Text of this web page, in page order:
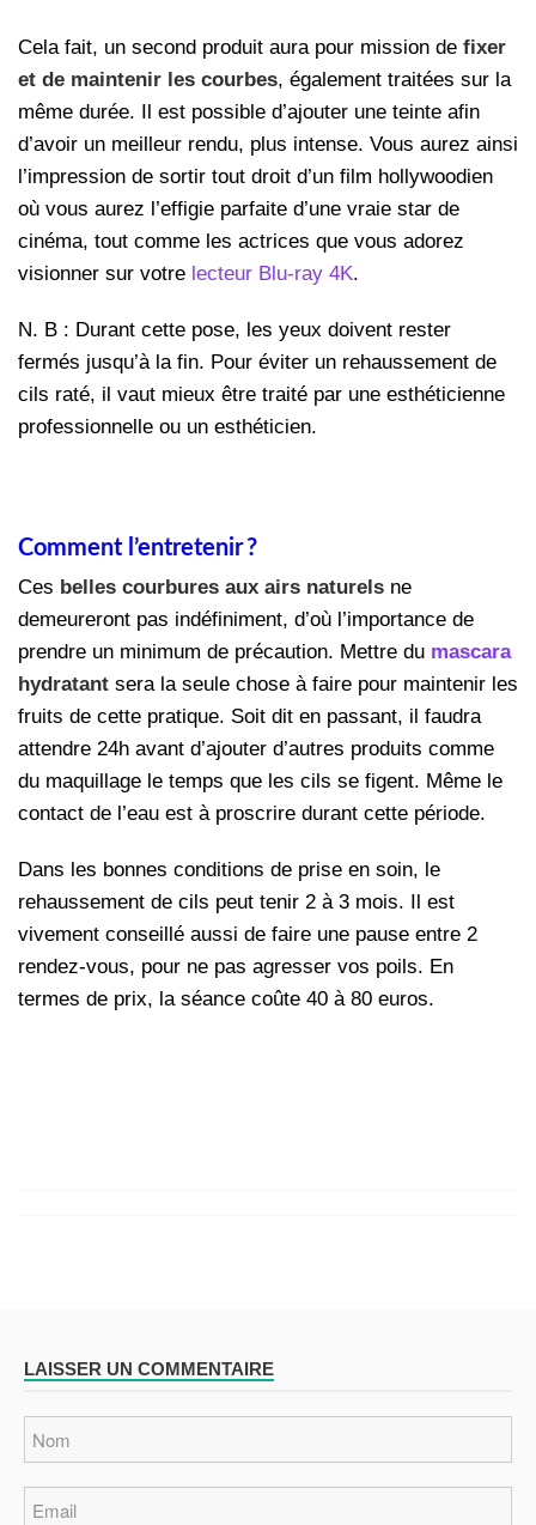
Cela fait, un second produit aura pour mission de fixer
et de maintenir les courbes, également traitées sur la
même durée. Il est possible d’ajouter une teinte afin
d’avoir un meilleur rendu, plus intense. Vous aurez ainsi
l’impression de sortir tout droit d’un film hollywoodien
où vous aurez l’effigie parfaite d’une vraie star de
cinéma, tout comme les actrices que vous adorez
visionner sur votre lecteur Blu-ray 4K.
N. B : Durant cette pose, les yeux doivent rester
fermés jusqu’à la fin. Pour éviter un rehaussement de
cils raté, il vaut mieux être traité par une esthéticienne
professionnelle ou un esthéticien.
Comment l’entretenir ?
Ces belles courbures aux airs naturels ne
demeureront pas indéfiniment, d’où l’importance de
prendre un minimum de précaution. Mettre du mascara
hydratant sera la seule chose à faire pour maintenir les
fruits de cette pratique. Soit dit en passant, il faudra
attendre 24h avant d’ajouter d’autres produits comme
du maquillage le temps que les cils se figent. Même le
contact de l’eau est à proscrire durant cette période.
Dans les bonnes conditions de prise en soin, le
rehaussement de cils peut tenir 2 à 3 mois. Il est
vivement conseillé aussi de faire une pause entre 2
rendez-vous, pour ne pas agresser vos poils. En
termes de prix, la séance coûte 40 à 80 euros.
LAISSER UN COMMENTAIRE